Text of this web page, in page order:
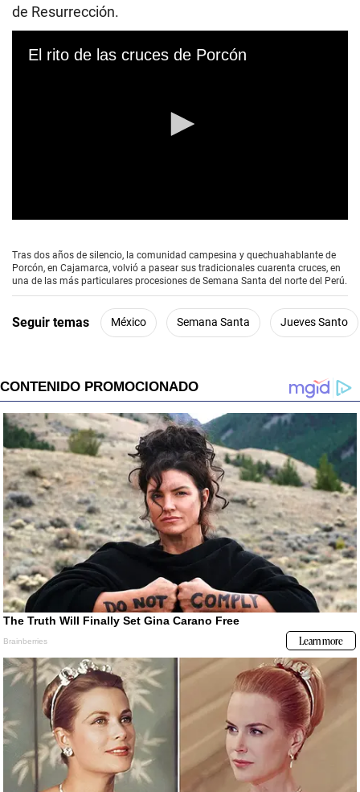
de Resurrección.
El rito de las cruces de Porcón
e
c
o
s
o
i
n
u
t
e
3
9
s
e
c
o
n
d
s
Tras dos años de silencio, la comunidad campesina y quechuahablante de
Porcón, en Cajamarca, volvió a pasear sus tradicionales cuarenta cruces, en
una de las más particulares procesiones de Semana Santa del norte del Perú.
Seguir temas México Semana Santa Jueves Santo